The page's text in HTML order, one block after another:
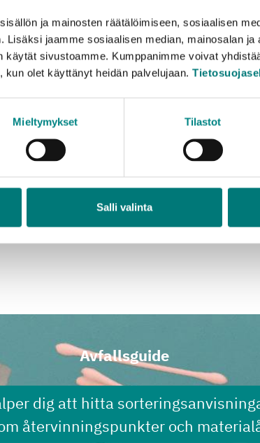
ja mainosten räätälöimiseen, sosiaalisen
Lisäksi jaamme sosiaalisen median, mainosalan ja
käytät sivustoamme. Kumppanimme voivat
olet käyttänyt heidän palvelujaan.
Mieltymykset Tilastot
Salli valinta
m3
2 m3
m3
2 m3
m3
blandavfall som mottagits på
Avfallsguide
dig att hitta
återvinningspunkter och